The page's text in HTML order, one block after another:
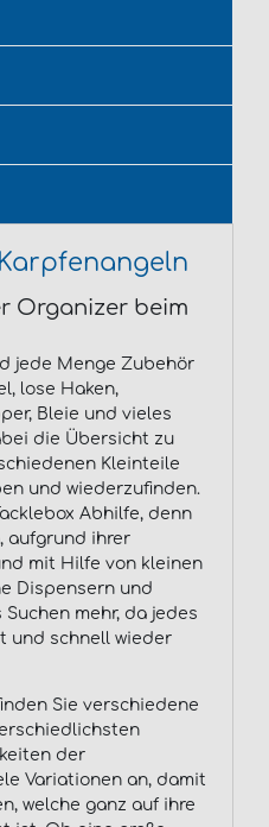
Organizer beim
jede Menge Zubehör
lose Haken,
Bleie und vieles
die Übersicht zu
Kleinteile
und wiederzufinden.
Abhilfe, denn
aufgrund ihrer
mit Hilfe von kleinen
Dispensern und
mehr, da jedes
und schnell wieder
Sie verschiedene
der
Variationen an, damit
welche ganz auf ihre